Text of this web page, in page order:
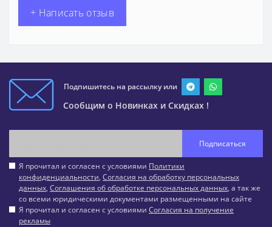
+ Написать отзыв
Подпишитесь на рассылку или
Сообщим о Новинках и Скидках !
Подписаться
Я прочитал и согласен с условиями Политики
конфиденциальности, Согласия на обработку персональных
данных, Соглашения об обработке персональных данных, а так же
со всеми юридическими документами размещенными на сайте
Я прочитал и согласен с условиями Согласия на получение
рекламы